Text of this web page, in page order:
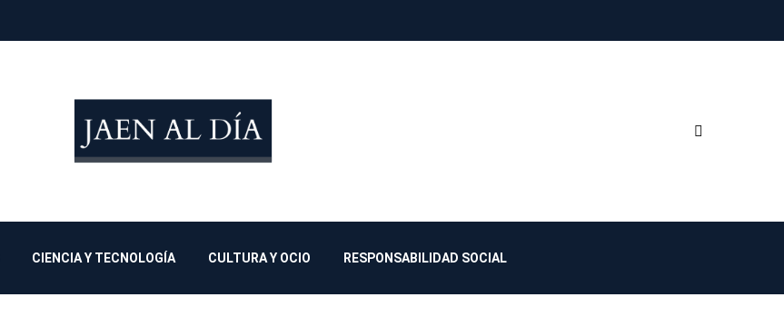
CIENCIA Y TECNOLOGÍA CULTURA Y OCIO RESPONSABILIDAD SOCIAL